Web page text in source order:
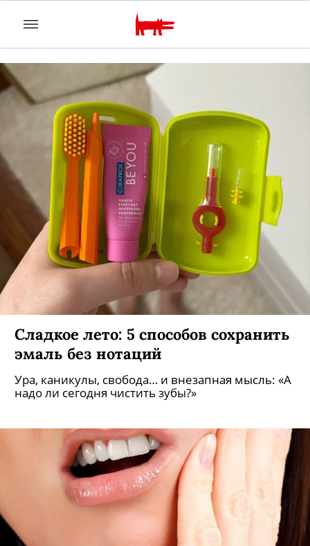
Сладкое лето: 5 способов сохранить
эмаль без нотаций
Ура, каникулы, свобода… и внезапная мысль: «А
надо ли сегодня чистить зубы?»